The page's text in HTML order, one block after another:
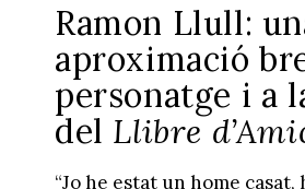
Ramon Llull:
aproximació
personatge i a
del Llibre
“Jo he estat un home